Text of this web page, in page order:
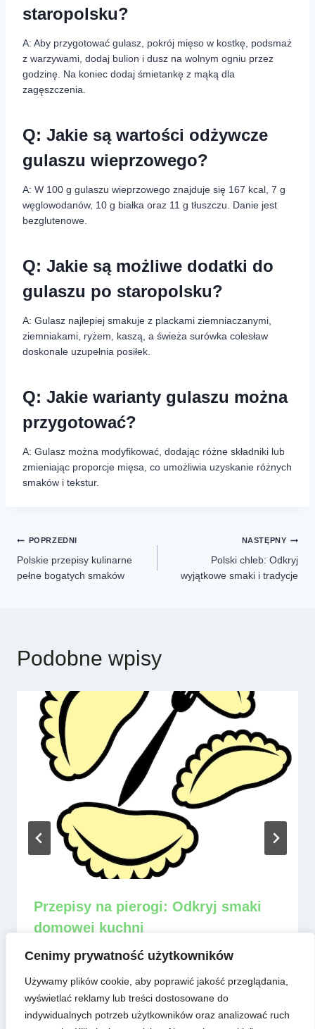
Cenimy prywatność użytkowników
Używamy plików cookie, aby poprawić jakość przeglądania,
wyświetlać reklamy lub treści dostosowane do
indywidualnych potrzeb użytkowników oraz analizować ruch
staropolsku?
A: Aby przygotować gulasz, pokrój mięso w kostkę, podsmaż
z warzywami, dodaj bulion i dusz na wolnym ogniu przez
godzinę. Na koniec dodaj śmietankę z mąką dla
zagęszczenia.
Q: Jakie są wartości odżywcze
gulaszu wieprzowego?
A: W 100 g gulaszu wieprzowego znajduje się 167 kcal, 7 g
węglowodanów, 10 g białka oraz 11 g tłuszczu. Danie jest
bezglutenowe.
Q: Jakie są możliwe dodatki do
gulaszu po staropolsku?
A: Gulasz najlepiej smakuje z plackami ziemniaczanymi,
ziemniakami, ryżem, kaszą, a świeża surówka colesław
doskonale uzupełnia posiłek.
Q: Jakie warianty gulaszu można
przygotować?
A: Gulasz można modyfikować, dodając różne składniki lub
zmieniając proporcje mięsa, co umożliwia uzyskanie różnych
smaków i tekstur.
POPRZEDNI
Polskie przepisy kulinarne
pełne bogatych smaków
NASTĘPNY
Polski chleb: Odkryj
wyjątkowe smaki i tradycje
Podobne wpisy
Przepisy na pierogi: Odkryj smaki
domowej kuchni
Przez admin 8 czerwca, 2025